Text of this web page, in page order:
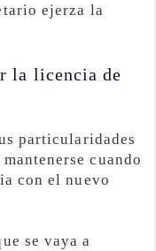
ejerza la
la licencia de
particularidades
cuando
con el nuevo
se vaya a